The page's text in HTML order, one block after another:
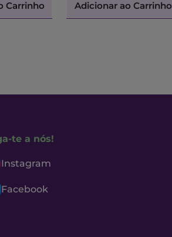
Carrinho Adicionar ao Carrinho
te a nós!
Instagram
Facebook